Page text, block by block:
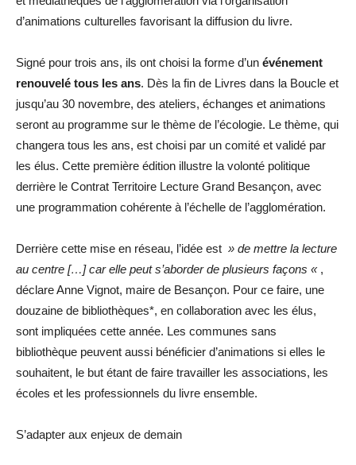
d’animations culturelles favorisant la diffusion du livre.
Signé pour trois ans, ils ont choisi la forme d’un événement
renouvelé tous les ans. Dès la fin de Livres dans la Boucle et
jusqu’au 30 novembre, des ateliers, échanges et animations
seront au programme sur le thème de l’écologie. Le thème, qui
changera tous les ans, est choisi par un comité et validé par
les élus. Cette première édition illustre la volonté politique
derrière le Contrat Territoire Lecture Grand Besançon, avec
une programmation cohérente à l’échelle de l’agglomération.
Derrière cette mise en réseau, l’idée est » de mettre la lecture
au centre […] car elle peut s’aborder de plusieurs façons « ,
déclare Anne Vignot, maire de Besançon. Pour ce faire, une
douzaine de bibliothèques*, en collaboration avec les élus,
sont impliquées cette année. Les communes sans
bibliothèque peuvent aussi bénéficier d’animations si elles le
souhaitent, le but étant de faire travailler les associations, les
écoles et les professionnels du livre ensemble.
S’adapter aux enjeux de demain